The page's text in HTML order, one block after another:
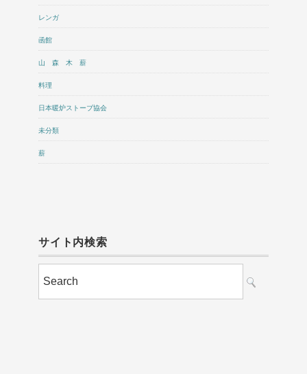
レンガ
函館
山 森 木 薪
料理
日本暖炉ストーブ協会
未分類
薪
サイト内検索